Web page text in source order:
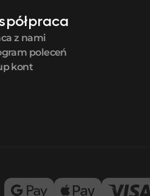
z nami
poleceń
kont